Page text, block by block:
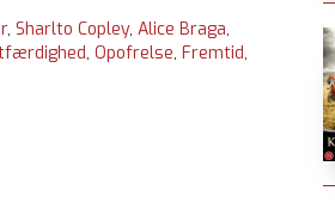
, Sharlto Copley, Alice Braga,
, Opofrelse, Fremtid,